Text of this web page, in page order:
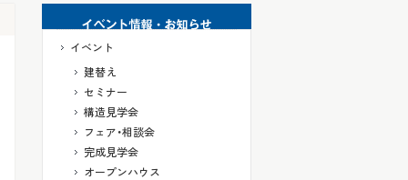
イベント
建替え
セミナー
構造見学会
フェア・相談会
完成見学会
オープンハウス